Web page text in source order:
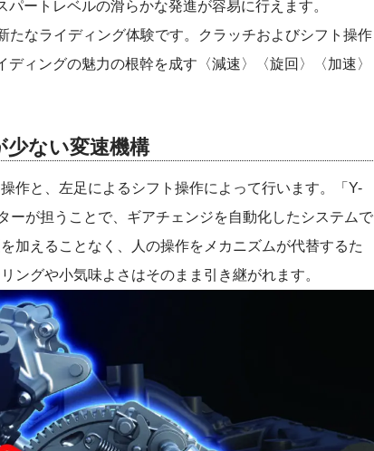
ートレベルの滑らかな発進が容易に行えます。
たなライディング体験です。クラッチおよびシフト操作
ィングの魅力の根幹を成す〈減速〉〈旋回〉〈加速〉
少ない変速機構
作と、左足によるシフト操作によって行います。「Y-
ーが担うことで、ギアチェンジを自動化したシステムで
加えることなく、人の操作をメカニズムが代替するた
ングや小気味よさはそのまま引き継がれます。